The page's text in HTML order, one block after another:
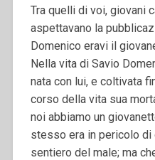
Tra quelli di voi, giovani
aspettavano la
Domenico eravi il
Nella vita di Savio
nata con lui, e coltivata
corso della vita sua
noi abbiamo un
stesso era in pericolo
sentiero del male; ma